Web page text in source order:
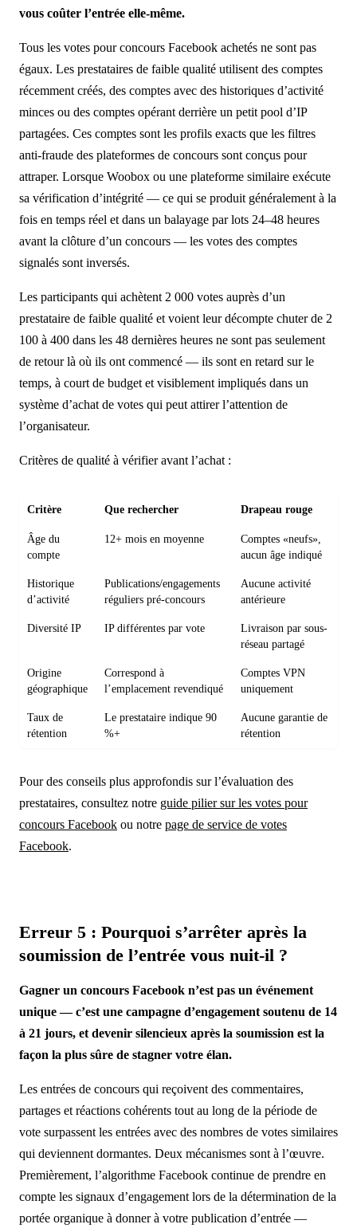
vous coûter l’entrée elle-même.
Tous les votes pour concours Facebook achetés ne sont pas
égaux. Les prestataires de faible qualité utilisent des comptes
récemment créés, des comptes avec des historiques d’activité
minces ou des comptes opérant derrière un petit pool d’IP
partagées. Ces comptes sont les profils exacts que les filtres
anti-fraude des plateformes de concours sont conçus pour
attraper. Lorsque Woobox ou une plateforme similaire exécute
sa vérification d’intégrité — ce qui se produit généralement à la
fois en temps réel et dans un balayage par lots 24–48 heures
avant la clôture d’un concours — les votes des comptes
signalés sont inversés.
Les participants qui achètent 2 000 votes auprès d’un
prestataire de faible qualité et voient leur décompte chuter de 2
100 à 400 dans les 48 dernières heures ne sont pas seulement
de retour là où ils ont commencé — ils sont en retard sur le
temps, à court de budget et visiblement impliqués dans un
système d’achat de votes qui peut attirer l’attention de
l’organisateur.
Critères de qualité à vérifier avant l’achat :
Critère Que rechercher Drapeau rouge
Âge du
compte
12+ mois en moyenne
Comptes «neufs»,
aucun âge indiqué
Historique
d’activité
Publications/engagements
réguliers pré-concours
Aucune activité
antérieure
Diversité IP IP différentes par vote
Livraison par sous-
réseau partagé
Origine
géographique
Correspond à
l’emplacement revendiqué
Comptes VPN
uniquement
Taux de
rétention
Le prestataire indique 90
%+
Aucune garantie de
rétention
Pour des conseils plus approfondis sur l’évaluation des
prestataires, consultez notre guide pilier sur les votes pour
concours Facebook ou notre page de service de votes
Facebook.
Erreur 5 : Pourquoi s’arrêter après la
soumission de l’entrée vous nuit-il ?
Gagner un concours Facebook n’est pas un événement
unique — c’est une campagne d’engagement soutenu de 14
à 21 jours, et devenir silencieux après la soumission est la
façon la plus sûre de stagner votre élan.
Les entrées de concours qui reçoivent des commentaires,
partages et réactions cohérents tout au long de la période de
vote surpassent les entrées avec des nombres de votes similaires
qui deviennent dormantes. Deux mécanismes sont à l’œuvre.
Premièrement, l’algorithme Facebook continue de prendre en
compte les signaux d’engagement lors de la détermination de la
portée organique à donner à votre publication d’entrée —